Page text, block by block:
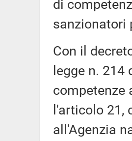
di
sanzionatori
Con il
legge n.
competenze
l'articolo 21,
all'Agenzia